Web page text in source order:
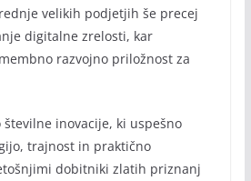
velikih podjetjih še precej
digitalne zrelosti, kar
razvojno priložnost za
inovacije, ki uspešno
trajnost in praktično
dobitniki zlatih priznanj